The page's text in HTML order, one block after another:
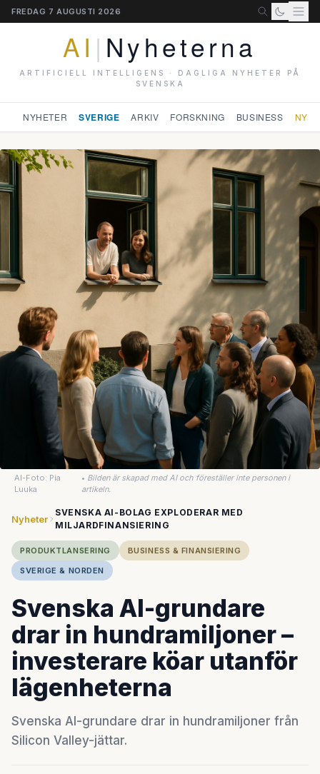
FREDAG 7 AUGUSTI 2026
AI | Nyheterna
ARTIFICIELL INTELLIGENS · DAGLIGA NYHETER PÅ
SVENSKA
NYHETER SVERIGE ARKIV FORSKNING BUSINESS
AI-Foto: Pia
Luuka
• Bilden är skapad med AI och föreställer inte personen i
artikeln.
Nyheter
SVENSKA AI-BOLAG EXPLODERAR MED
MILJARDFINANSIERING
PRODUKTLANSERING
BUSINESS & FINANSIERING
SVERIGE & NORDEN
Svenska AI-grundare
drar in hundramiljoner –
investerare köar utanför
lägenheterna
Svenska AI-grundare drar in hundramiljoner från
Silicon Valley-jättar.